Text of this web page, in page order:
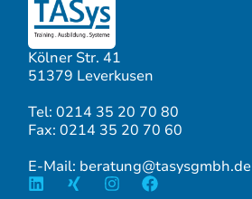
Kölner Str. 41
51379 Leverkusen
Tel: 0214 35 20 70 80
Fax: 0214 35 20 70 60
E-Mail: beratung@tasysgmbh.de